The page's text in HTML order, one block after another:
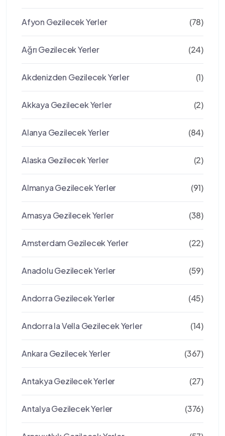
Afyon Gezilecek Yerler (78)
Ağrı Gezilecek Yerler (24)
Akdenizden Gezilecek Yerler (1)
Akkaya Gezilecek Yerler (2)
Alanya Gezilecek Yerler (84)
Alaska Gezilecek Yerler (2)
Almanya Gezilecek Yerler (91)
Amasya Gezilecek Yerler (38)
Amsterdam Gezilecek Yerler (22)
Anadolu Gezilecek Yerler (59)
Andorra Gezilecek Yerler (45)
Andorra la Vella Gezilecek Yerler (14)
Ankara Gezilecek Yerler (367)
Antakya Gezilecek Yerler (27)
Antalya Gezilecek Yerler (376)